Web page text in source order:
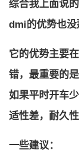
综合我上面说
dmi的优势也没
它的优势主要
错，最重要的
如果平时开车
适性差，耐久
一些建议：